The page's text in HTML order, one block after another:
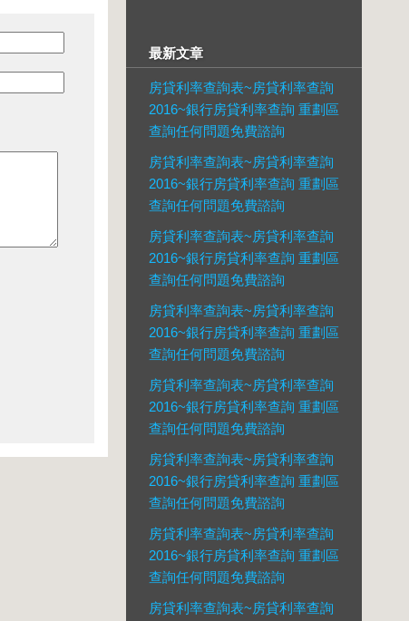
最新文章
房貸利率查詢表~房貸利率查詢
2016~銀行房貸利率查詢 重劃區
查詢任何問題免費諮詢
房貸利率查詢表~房貸利率查詢
2016~銀行房貸利率查詢 重劃區
查詢任何問題免費諮詢
房貸利率查詢表~房貸利率查詢
2016~銀行房貸利率查詢 重劃區
查詢任何問題免費諮詢
房貸利率查詢表~房貸利率查詢
2016~銀行房貸利率查詢 重劃區
查詢任何問題免費諮詢
房貸利率查詢表~房貸利率查詢
2016~銀行房貸利率查詢 重劃區
查詢任何問題免費諮詢
房貸利率查詢表~房貸利率查詢
2016~銀行房貸利率查詢 重劃區
查詢任何問題免費諮詢
房貸利率查詢表~房貸利率查詢
2016~銀行房貸利率查詢 重劃區
查詢任何問題免費諮詢
房貸利率查詢表~房貸利率查詢